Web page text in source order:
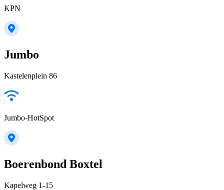
KPN
Jumbo
Kastelenplein 86
Jumbo-HotSpot
Boerenbond Boxtel
Kapelweg 1-15